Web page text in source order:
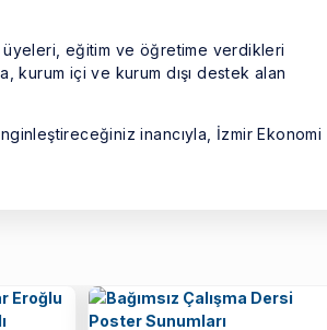
eğitim ve öğretime verdikleri
kurum içi ve kurum dışı destek alan
inancıyla, İzmir Ekonomi